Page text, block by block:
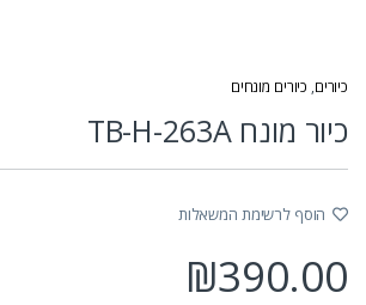
כיורים, כיורים מונחים
כיור מונח TB-H-263A
הוסף לרשימת המשאלות
₪390.00